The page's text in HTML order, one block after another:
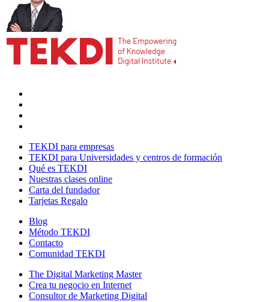
TEKDI para empresas
TEKDI para Universidades y centros de formación
Qué es TEKDI
Nuestras clases online
Carta del fundador
Tarjetas Regalo
Blog
Método TEKDI
Contacto
Comunidad TEKDI
The Digital Marketing Master
Crea tu negocio en Internet
Consultor de Marketing Digital